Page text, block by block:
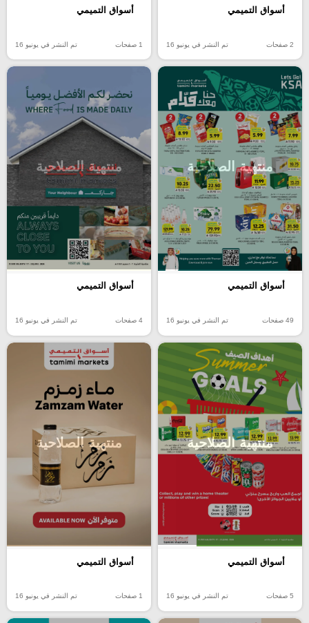
أسواق التميمي
2 صفحات تم النشر في يونيو 16
أسواق التميمي
1 صفحات تم النشر في يونيو 16
منتهية الصلاحية
أسواق التميمي
49 صفحات تم النشر في يونيو 16
منتهية الصلاحية
أسواق التميمي
4 صفحات تم النشر في يونيو 16
منتهية الصلاحية
أسواق التميمي
5 صفحات تم النشر في يونيو 16
منتهية الصلاحية
أسواق التميمي
1 صفحات تم النشر في يونيو 16